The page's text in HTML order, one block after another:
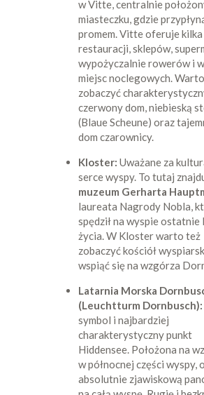
w Vitte, centralnie
miasteczku, gdzie
promem. Vitte oferuje kilka
restauracji, sklepów,
wypożyczalnie rowerów i
miejsc noclegowych.
zobaczyć
czerwony dom, niebieską
(Blaue Scheune) oraz
dom czarownicy.
Kloster: Uważane za
serce wyspy. To tutaj
muzeum Gerharta
laureata Nagrody Nobla,
spędził na wyspie ostatnie
życia. W Kloster warto też
zobaczyć kościół
wspiąć się na wzgórza
Latarnia Morska
(Leuchtturm Dornbusch):
symbol i najbardziej
charakterystyczny punkt
Hiddensee. Położona na
w północnej części wyspy,
absolutnie zjawiskową